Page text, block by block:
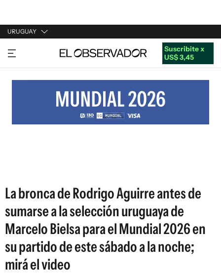
URUGUAY
URUGUAY
ARGENTINA
ESTADOS UNIDOS
Suscribite x
US$ 3,45
La bronca de Rodrigo Aguirre antes de
sumarse a la selección uruguaya de
Marcelo Bielsa para el Mundial 2026 en
su partido de este sábado a la noche;
mirá el video